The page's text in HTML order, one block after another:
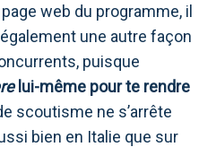
web du programme, il
une autre façon
puisque
lui-même pour te rendre
scoutisme ne s’arrête
bien en Italie que sur